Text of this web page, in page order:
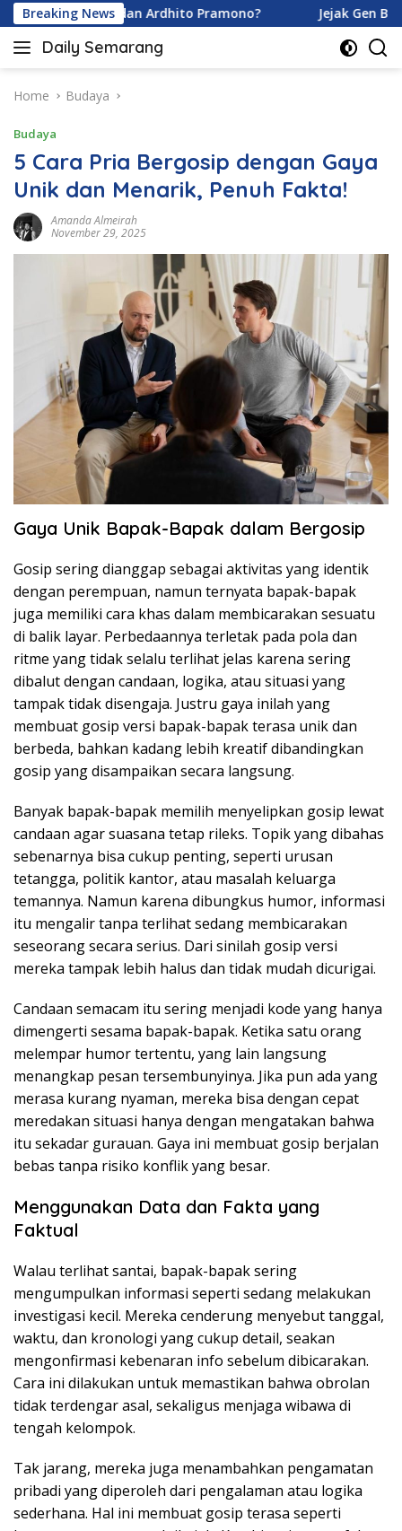
Skip
to
content
Breaking News
Karamoy dan Ardhito Pramono? Jejak Gen Buka
Daily Semarang
"Semarang
Ini:
Terkini
untuk
Anda"
Home Budaya
Budaya
5 Cara Pria Bergosip dengan Gaya
Unik dan Menarik, Penuh Fakta!
Amanda Almeirah
November 29, 2025
Gaya Unik Bapak-Bapak dalam Bergosip
Gosip sering dianggap sebagai aktivitas yang identik
dengan perempuan, namun ternyata bapak-bapak
juga memiliki cara khas dalam membicarakan sesuatu
di balik layar. Perbedaannya terletak pada pola dan
ritme yang tidak selalu terlihat jelas karena sering
dibalut dengan candaan, logika, atau situasi yang
tampak tidak disengaja. Justru gaya inilah yang
membuat gosip versi bapak-bapak terasa unik dan
berbeda, bahkan kadang lebih kreatif dibandingkan
gosip yang disampaikan secara langsung.
Banyak bapak-bapak memilih menyelipkan gosip lewat
candaan agar suasana tetap rileks. Topik yang dibahas
sebenarnya bisa cukup penting, seperti urusan
tetangga, politik kantor, atau masalah keluarga
temannya. Namun karena dibungkus humor, informasi
itu mengalir tanpa terlihat sedang membicarakan
seseorang secara serius. Dari sinilah gosip versi
mereka tampak lebih halus dan tidak mudah dicurigai.
Candaan semacam itu sering menjadi kode yang hanya
dimengerti sesama bapak-bapak. Ketika satu orang
melempar humor tertentu, yang lain langsung
menangkap pesan tersembunyinya. Jika pun ada yang
merasa kurang nyaman, mereka bisa dengan cepat
meredakan situasi hanya dengan mengatakan bahwa
itu sekadar gurauan. Gaya ini membuat gosip berjalan
bebas tanpa risiko konflik yang besar.
Menggunakan Data dan Fakta yang
Faktual
Walau terlihat santai, bapak-bapak sering
mengumpulkan informasi seperti sedang melakukan
investigasi kecil. Mereka cenderung menyebut tanggal,
waktu, dan kronologi yang cukup detail, seakan
mengonfirmasi kebenaran info sebelum dibicarakan.
Cara ini dilakukan untuk memastikan bahwa obrolan
tidak terdengar asal, sekaligus menjaga wibawa di
tengah kelompok.
Tak jarang, mereka juga menambahkan pengamatan
pribadi yang diperoleh dari pengalaman atau logika
sederhana. Hal ini membuat gosip terasa seperti